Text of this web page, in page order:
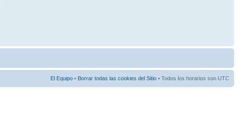
El Equipo • Borrar todas las cookies del Sitio • Todos los horarios son UTC